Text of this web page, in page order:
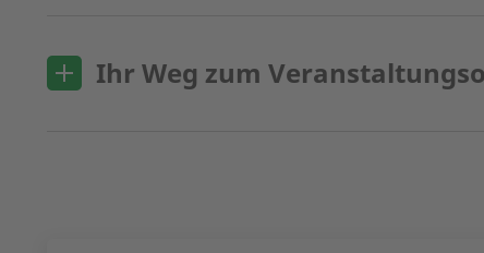
Ihr Weg zum